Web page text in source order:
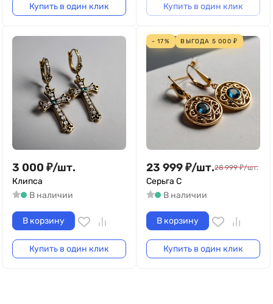
Купить в один клик Купить в один клик
3 000 ₽/шт.
Клипса
В наличии
В корзину
Купить в один клик
- 17% ВЫГОДА 5 000 ₽
23 999₽/шт.28 999 ₽/шт.
Серьга C
В наличии
В корзину
Купить в один клик